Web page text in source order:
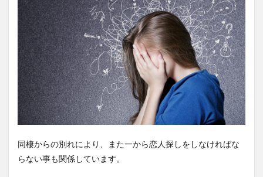
同棲からの別れにより、また一から恋人探しをしなければな
らない事も関係しています。